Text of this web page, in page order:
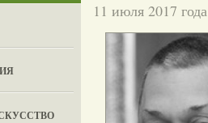
11 июля 2017 года